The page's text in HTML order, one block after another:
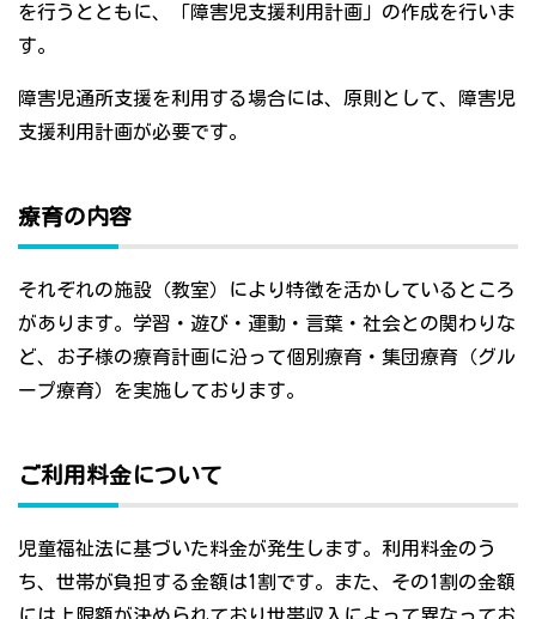
を行うとともに、「障害児支援利用計画」の作成を行いま
す。
障害児通所支援を利用する場合には、原則として、障害児
支援利用計画が必要です。
療育の内容
それぞれの施設（教室）により特徴を活かしているところ
があります。学習・遊び・運動・言葉・社会との関わりな
ど、お子様の療育計画に沿って個別療育・集団療育（グル
ープ療育）を実施しております。
ご利用料金について
児童福祉法に基づいた料金が発生します。利用料金のう
ち、世帯が負担する金額は1割です。また、その1割の金額